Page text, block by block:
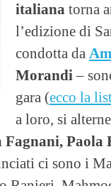
italiana torna
l’edizione di
condotta da
Morandi–
gara (ecco la
a loro, si
Paola
ci sono i